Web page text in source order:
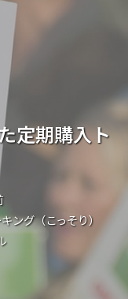
定期購入ト
ング（こっそり）